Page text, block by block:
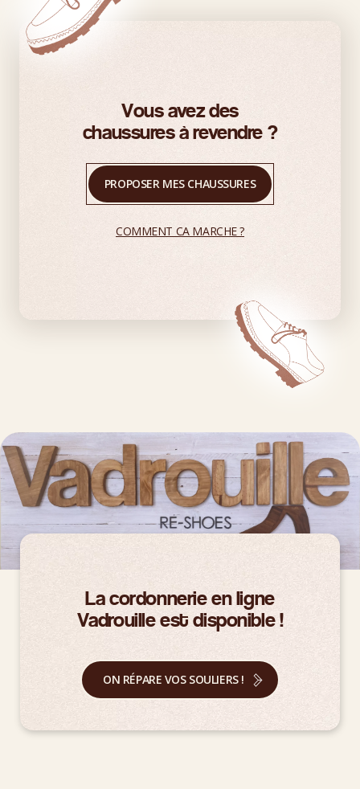
Vous avez des
chaussures à revendre ?
PROPOSER MES CHAUSSURES
COMMENT CA MARCHE ?
La cordonnerie en ligne
Vadrouille est disponible !
ON RÉPARE VOS SOULIERS !